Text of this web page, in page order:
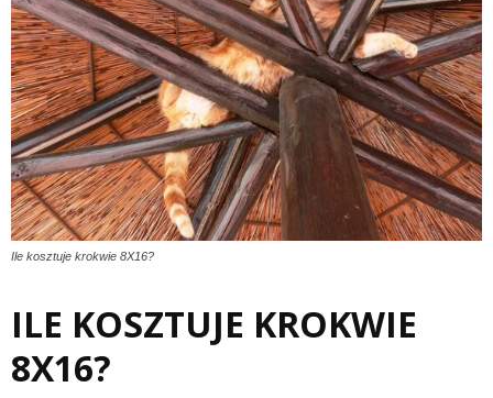
Ile kosztuje krokwie 8X16?
ILE KOSZTUJE KROKWIE
8X16?